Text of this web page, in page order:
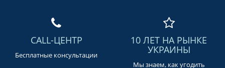
CALL-ЦЕНТР
Бесплатные консультации
10 ЛЕТ НА РЫНКЕ
УКРАИНЫ
Мы знаем, как угодить